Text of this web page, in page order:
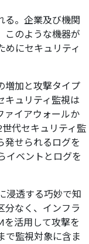
る。企業及び機関
このような機器が
めにセキュリティ
増加と攻撃タイプ
キュリティ監視は
ァイアウォールか
代セキュリティ監
発せられるログを
イベントとログを
浸透する巧妙で知
分なく、インフラ
を活用して攻撃を
で監視対象に含ま